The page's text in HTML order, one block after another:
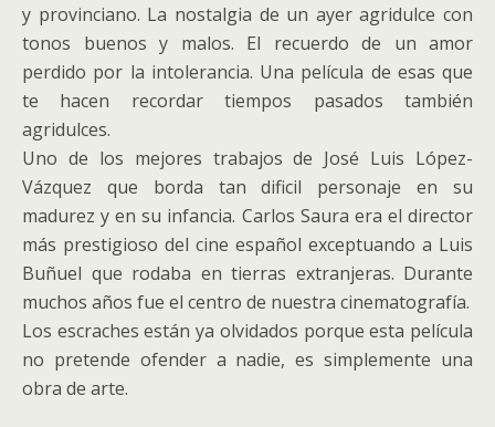
y provinciano. La nostalgia de un ayer agridulce con
tonos buenos y malos. El recuerdo de un amor
perdido por la intolerancia. Una película de esas que
te hacen recordar tiempos pasados también
agridulces.
Uno de los mejores trabajos de José Luis López-
Vázquez que borda tan dificil personaje en su
madurez y en su infancia. Carlos Saura era el director
más prestigioso del cine español exceptuando a Luis
Buñuel que rodaba en tierras extranjeras. Durante
muchos años fue el centro de nuestra cinematografía.
Los escraches están ya olvidados porque esta película
no pretende ofender a nadie, es simplemente una
obra de arte.